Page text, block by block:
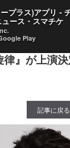
小麟（
律』が上演
記事に戻る
プラス)アプリ -
ュース・スマチケ
Play